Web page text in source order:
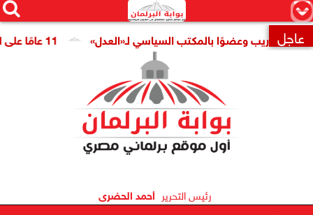
×


 عاجل 11 عامًا على افتتاح قناة السويس الجديدة.. النائبة مروة قنصوة: رؤية الدولة حولت الممر الملاحي إلى مركز اقتصادي عالمي وعضوًا بالمكتب السياسي لـ«العدل»
رئيس التحرير أحمد الحضرى